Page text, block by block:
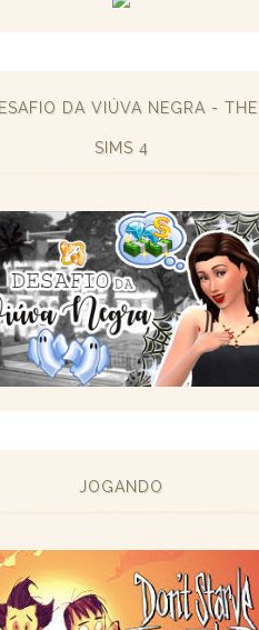
DA VIÚVA NEGRA - THE
SIMS 4
JOGANDO